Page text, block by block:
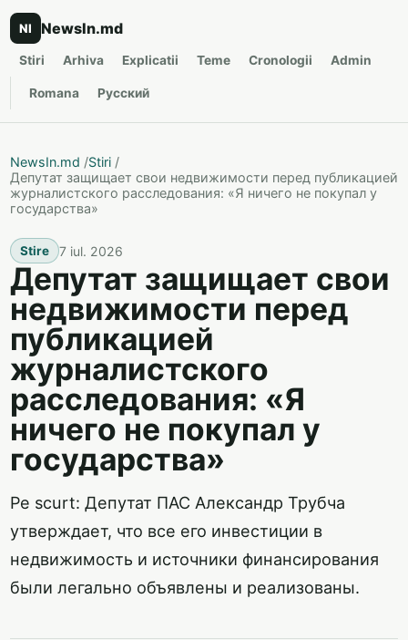
NI NewsIn.md
Stiri Arhiva Explicatii Teme Cronologii Admin
Romana Русский
NewsIn.md /Stiri /
Депутат защищает свои недвижимости перед публикацией
журналистского расследования: «Я ничего не покупал у
государства»
Stire 7 iul. 2026
Депутат защищает свои
недвижимости перед
публикацией
журналистского
расследования: «Я
ничего не покупал у
государства»
Pe scurt: Депутат ПАС Александр Трубча
утверждает, что все его инвестиции в
недвижимость и источники финансирования
были легально объявлены и реализованы.